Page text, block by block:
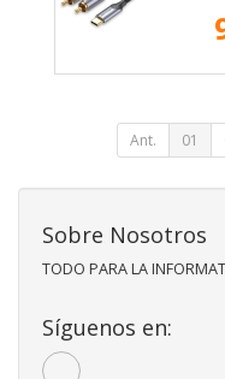
Ant. 01
Sobre Nosotros
TODO PARA LA
Síguenos en: